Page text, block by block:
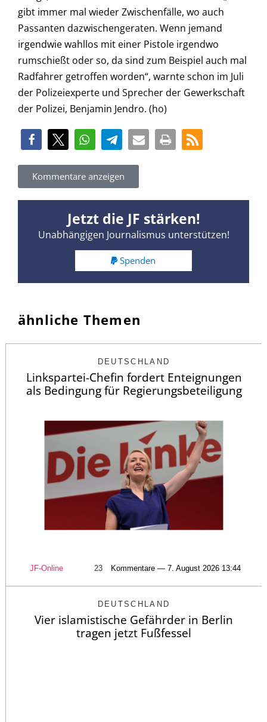
gibt immer mal wieder Zwischenfälle, wo auch
Passanten dazwischengeraten. Wenn jemand
irgendwie wahllos mit einer Pistole irgendwo
rumschießt oder so, da sind zum Beispiel auch mal
Radfahrer getroffen worden“, warnte schon im Juli
der Polizeiexperte und Sprecher der Gewerkschaft
der Polizei, Benjamin Jendro. (ho)
Kommentare anzeigen
Jetzt die JF stärken!
Unabhängigen Journalismus unterstützen!
Spenden
ähnliche Themen
DEUTSCHLAND
Linkspartei-Chefin fordert Enteignungen
als Bedingung für Regierungsbeteiligung
JF-Online 23 Kommentare — 7. August 2026 13:44
DEUTSCHLAND
Vier islamistische Gefährder in Berlin
tragen jetzt Fußfessel